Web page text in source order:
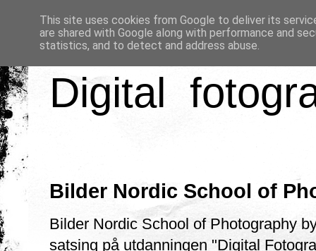
Digital
Bilder Nordic School of
Bilder Nordic School of Photography
satsing på utdanningen "Digital
This site uses cookies from Google to deliver its
are shared with Google along with performance and
statistics, and to detect and address abuse.